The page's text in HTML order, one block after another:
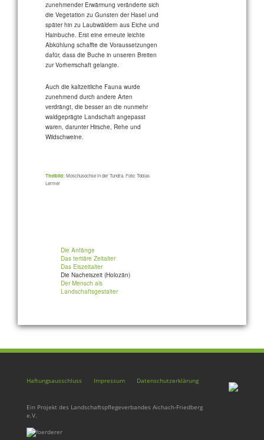
zunehmender Erwärmung veränderte sich
die Vegetation zu Gunsten der Hasel und
später hin zu Laubwäldern aus Eiche und
Hainbuche. Erst eine erneute leichte
Abkühlung schaffte die Voraussetzungen
dafür, dass die Buche in unseren Breiten
zur Vorherrschaft gelangte.
Auch die kaltzeitliche Fauna wurde
zunehmend durch andere Arten
verdrängt, die besser an die nunmehr
waldgeprägte Landschaft angepasst
waren, darunter Hirsche, Rehe und
Wildschweine.
Titelbild: Moschusochse in der Tundra. Foto: Tobias
Lermer
Die Anfänge
Das tertiäre Zeitalter
Das Eiszeitalter
Die Nacheiszeit (Holozän)
Der Mensch als
Landschaftsgestalter
Haftungsausschluss Impressum Datenschutzerklärung
Ein Projekt des Landschaftspflegeverbandes Aichach-Friedberg
e.V.